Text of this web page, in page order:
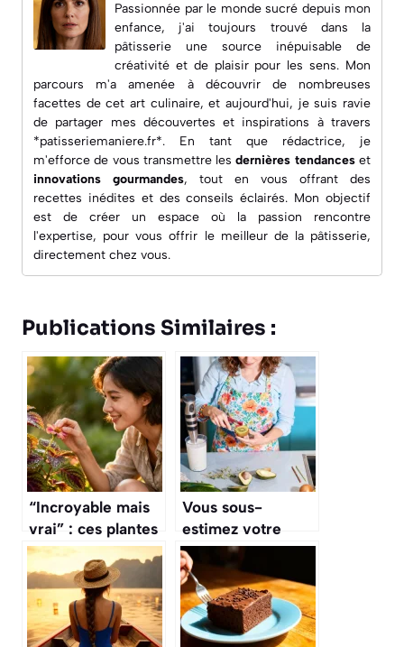
Passionnée par le monde sucré depuis mon
enfance, j'ai toujours trouvé dans la
pâtisserie une source inépuisable de
créativité et de plaisir pour les sens. Mon
parcours m'a amenée à découvrir de nombreuses
facettes de cet art culinaire, et aujourd'hui, je suis ravie
de partager mes découvertes et inspirations à travers
*patisseriemaniere.fr*. En tant que rédactrice, je
m'efforce de vous transmettre lesdernières tendanceset
innovations gourmandes, tout en vous offrant des
recettes inédites et des conseils éclairés. Mon objectif
est de créer un espace où la passion rencontre
l'expertise, pour vous offrir le meilleur de la pâtisserie,
directement chez vous.
Publications Similaires :
“Incroyable mais
vrai” : ces plantes
transforment les
jardins en
quelques
semaines
Vous sous-
estimez votre
mixeur plongeant :
5 usages
surprenants à
découvrir
absolument